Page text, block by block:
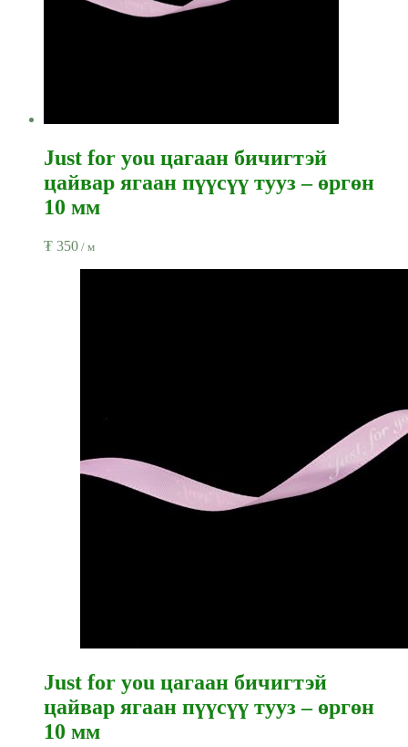
Just for you цагаан бичигтэй
цайвар ягаан пүүсүү тууз – өргөн
10 мм
₮ 350 / м
Just for you цагаан бичигтэй
цайвар ягаан пүүсүү тууз – өргөн
10 мм